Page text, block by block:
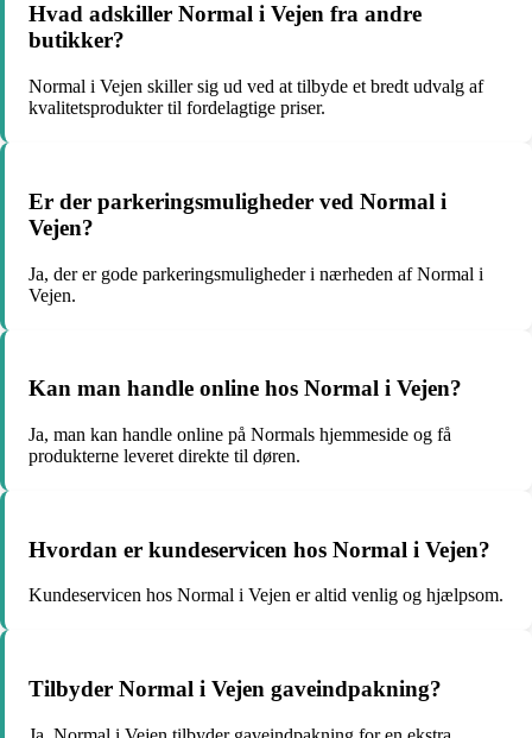
Hvad adskiller Normal i Vejen fra andre
butikker?
Normal i Vejen skiller sig ud ved at tilbyde et bredt udvalg af
kvalitetsprodukter til fordelagtige priser.
Er der parkeringsmuligheder ved Normal i
Vejen?
Ja, der er gode parkeringsmuligheder i nærheden af Normal i
Vejen.
Kan man handle online hos Normal i Vejen?
Ja, man kan handle online på Normals hjemmeside og få
produkterne leveret direkte til døren.
Hvordan er kundeservicen hos Normal i Vejen?
Kundeservicen hos Normal i Vejen er altid venlig og hjælpsom.
Tilbyder Normal i Vejen gaveindpakning?